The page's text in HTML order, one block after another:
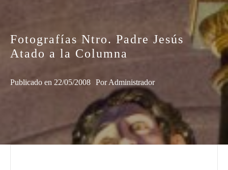
Fotografías Ntro. Padre Jesús
Atado a la Columna
Publicado en 22/05/2008 PorAdministrador